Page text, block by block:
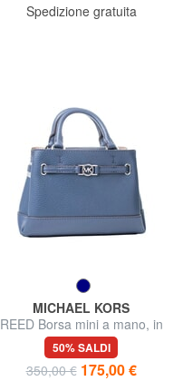
Spedizione gratuita
MICHAEL KORS
REED Borsa mini a mano, in
pelle
50% SALDI
350,00 € 175,00 €